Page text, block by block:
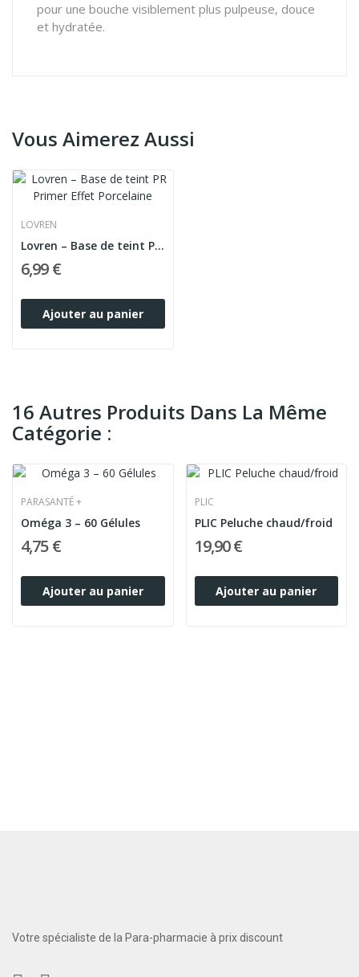
pour une bouche visiblement plus pulpeuse, douce
et hydratée.
Vous Aimerez Aussi
LOVREN
Lovren – Base de teint PR Primer Effet Porcelaine
6,99 €
Ajouter au panier
16 Autres Produits Dans La Même
Catégorie :
PARASANTÉ +
Oméga 3 – 60 Gélules
4,75 €
Ajouter au panier
PLIC
PLIC Peluche chaud/froid
19,90 €
Ajouter au panier
Votre spécialiste de la Para-pharmacie à prix discount